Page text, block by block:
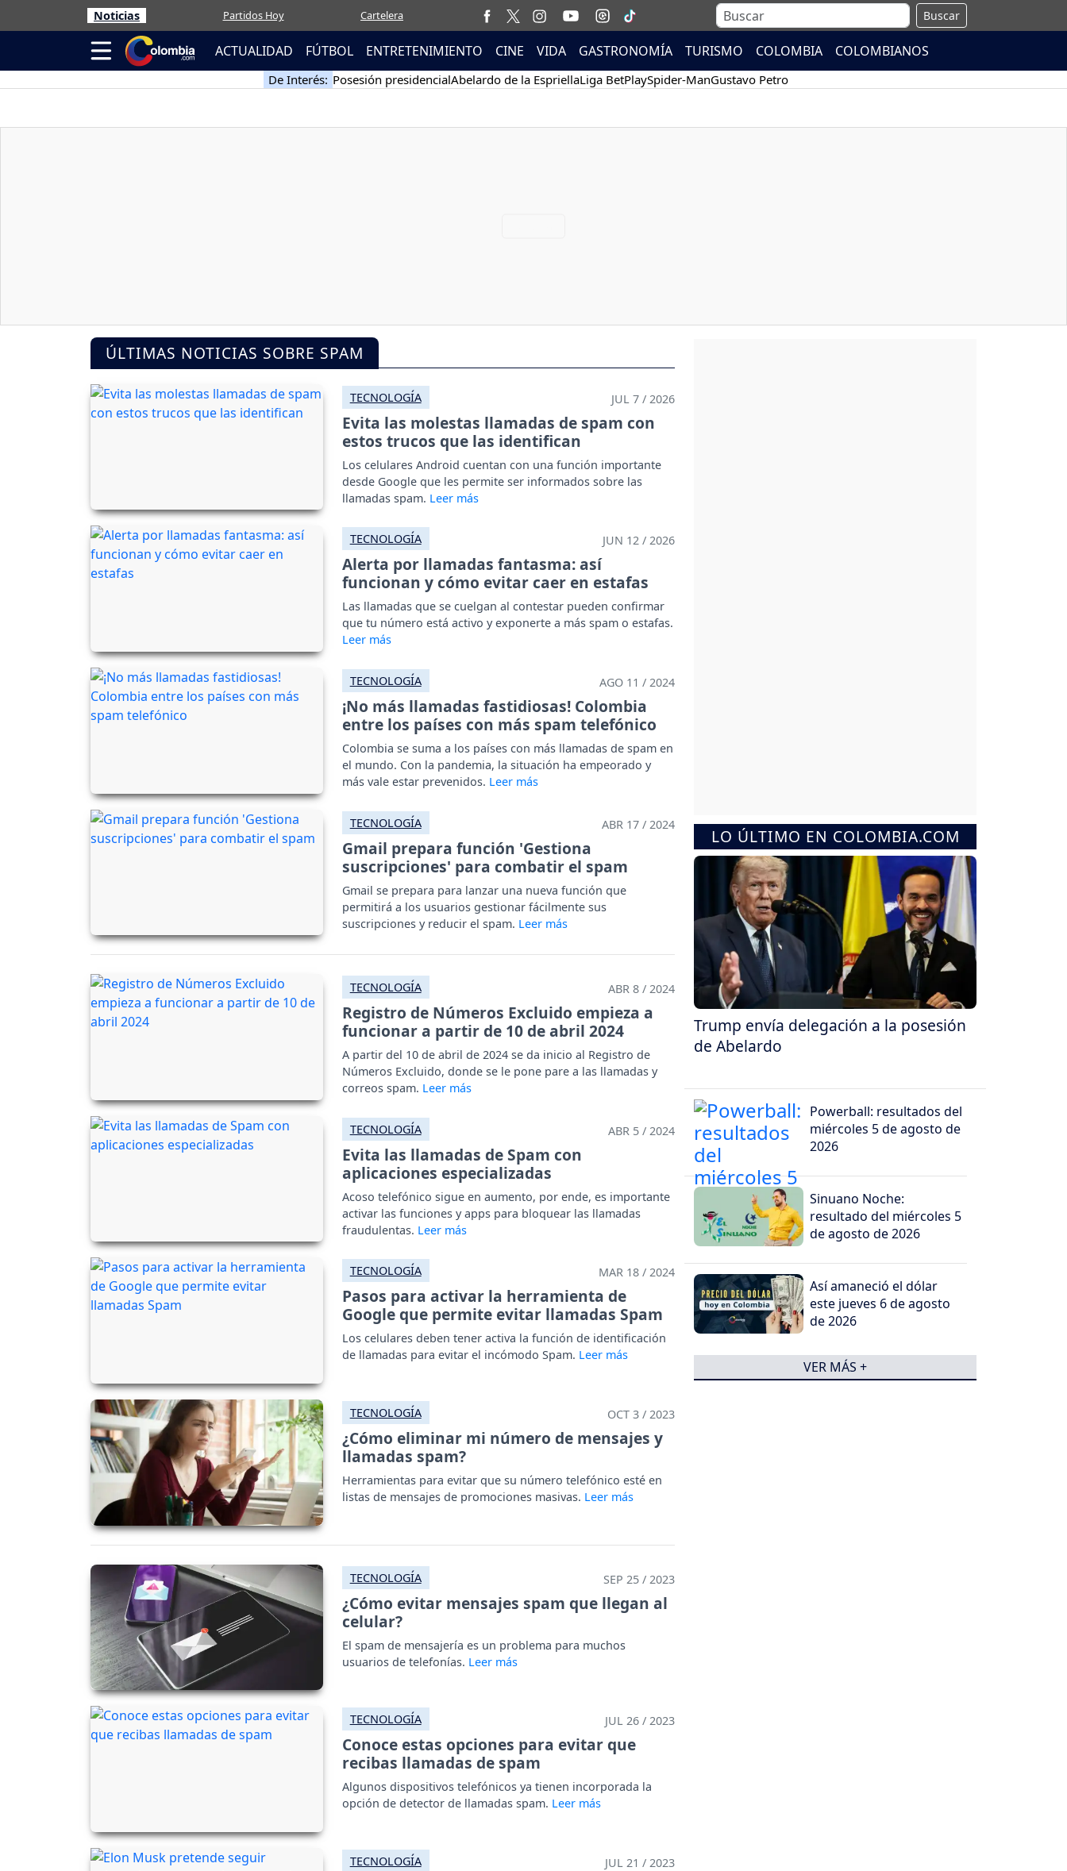
Noticias Partidos Hoy Cartelera Buscar
ACTUALIDAD FÚTBOL ENTRETENIMIENTO CINE VIDA GASTRONOMÍA TURISMO COLOMBIA COLOMBIANOS
De Interés: Posesión presidencialAbelardo de la EspriellaLiga BetPlaySpider-ManGustavo Petro
ÚLTIMAS NOTICIAS SOBRE SPAM
TECNOLOGÍA JUL 7 / 2026
Evita las molestas llamadas de spam con
estos trucos que las identifican
Los celulares Android cuentan con una función importante
desde Google que les permite ser informados sobre las
llamadas spam.
TECNOLOGÍA JUN 12 / 2026
Alerta por llamadas fantasma: así
funcionan y cómo evitar caer en estafas
Las llamadas que se cuelgan al contestar pueden confirmar
que tu número está activo y exponerte a más spam o estafas.
TECNOLOGÍA AGO 11 / 2024
¡No más llamadas fastidiosas! Colombia
entre los países con más spam telefónico
Colombia se suma a los países con más llamadas de spam en
el mundo. Con la pandemia, la situación ha empeorado y
más vale estar prevenidos.
TECNOLOGÍA ABR 17 / 2024
Gmail prepara función 'Gestiona
suscripciones' para combatir el spam
Gmail se prepara para lanzar una nueva función que
permitirá a los usuarios gestionar fácilmente sus
suscripciones y reducir el spam.
TECNOLOGÍA ABR 8 / 2024
Registro de Números Excluido empieza a
funcionar a partir de 10 de abril 2024
A partir del 10 de abril de 2024 se da inicio al Registro de
Números Excluido, donde se le pone pare a las llamadas y
correos spam.
TECNOLOGÍA ABR 5 / 2024
Evita las llamadas de Spam con
aplicaciones especializadas
Acoso telefónico sigue en aumento, por ende, es importante
activar las funciones y apps para bloquear las llamadas
fraudulentas.
TECNOLOGÍA MAR 18 / 2024
Pasos para activar la herramienta de
Google que permite evitar llamadas Spam
Los celulares deben tener activa la función de identificación
de llamadas para evitar el incómodo Spam.
TECNOLOGÍA OCT 3 / 2023
¿Cómo eliminar mi número de mensajes y
llamadas spam?
Herramientas para evitar que su número telefónico esté en
listas de mensajes de promociones masivas.
TECNOLOGÍA SEP 25 / 2023
¿Cómo evitar mensajes spam que llegan al
celular?
El spam de mensajería es un problema para muchos
usuarios de telefonías.
TECNOLOGÍA JUL 26 / 2023
Conoce estas opciones para evitar que
recibas llamadas de spam
Algunos dispositivos telefónicos ya tienen incorporada la
opción de detector de llamadas spam.
TECNOLOGÍA JUL 21 / 2023
LO ÚLTIMO EN COLOMBIA.COM
Trump envía delegación a la posesión
de Abelardo
Powerball: resultados del
miércoles 5 de agosto de
2026
Sinuano Noche:
resultado del miércoles 5
de agosto de 2026
Así amaneció el dólar
este jueves 6 de agosto
de 2026
VER MÁS +